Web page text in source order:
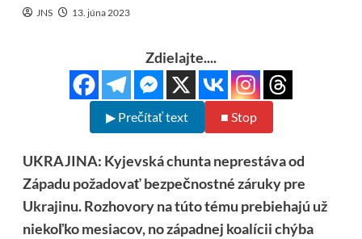
JNS 13. júna 2023
Zdielajte....
▶ Prečítať text ■ Stop
UKRAJINA: Kyjevská chunta neprestáva od
Západu požadovať bezpečnostné záruky pre
Ukrajinu. Rozhovory na túto tému prebiehajú už
niekoľko mesiacov, no západnej koalícii chýba